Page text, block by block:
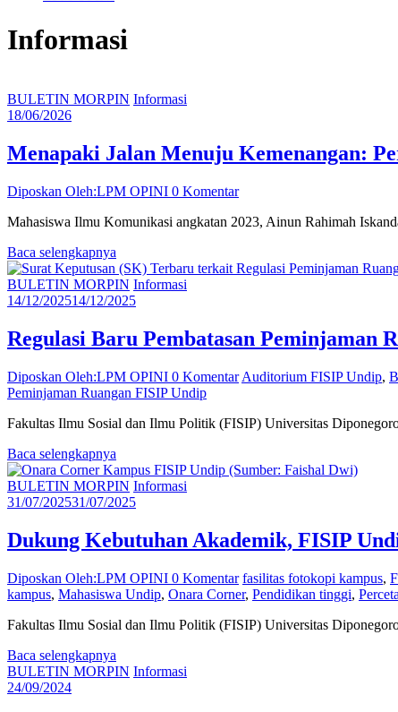
Informasi
BULETIN MORPIN Informasi
18/06/2026
Menapaki Jalan Menuju Kemenangan:
Diposkan Oleh:LPM OPINI 0 Komentar
Mahasiswa Ilmu Komunikasi angkatan 2023, Ainun Rahimah
Baca selengkapnya
BULETIN MORPIN Informasi
14/12/202514/12/2025
Regulasi Baru Pembatasan Peminjaman
Diposkan Oleh:LPM OPINI 0 Komentar Auditorium FISIP Undip,
Peminjaman Ruangan FISIP Undip
Fakultas Ilmu Sosial dan Ilmu Politik (FISIP) Universitas
Baca selengkapnya
BULETIN MORPIN Informasi
31/07/202531/07/2025
Dukung Kebutuhan Akademik, FISIP
Diposkan Oleh:LPM OPINI 0 Komentar fasilitas fotokopi kampus,
kampus, Mahasiswa Undip, Onara Corner, Pendidikan tinggi,
Fakultas Ilmu Sosial dan Ilmu Politik (FISIP) Universitas
Baca selengkapnya
BULETIN MORPIN Informasi
24/09/2024